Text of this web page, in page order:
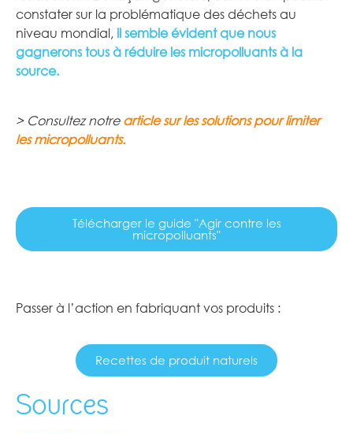
constater sur la problématique des déchets au
niveau mondial, il semble évident que nous
gagnerons tous à réduire les micropolluants à la
source.
> Consultez notre article sur les solutions pour limiter
les micropolluants.
Télécharger le guide "Agir contre les
micropolluants"
Passer à l’action en fabriquant vos produits :
Recettes de produit naturels
Sources